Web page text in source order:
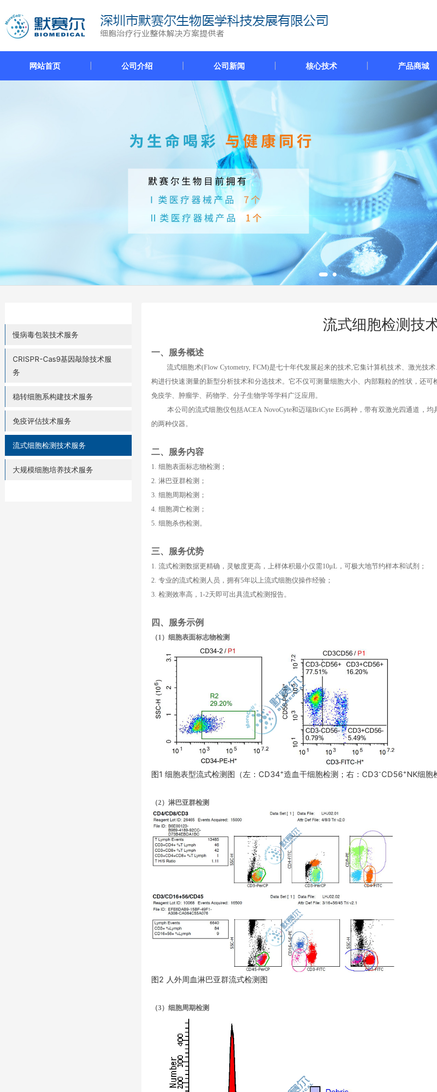
网站首页 公司介绍 公司新闻 核心技术 产品商城
慢病毒包装技术服务
CRISPR-Cas9基因敲除技术服
务
稳转细胞系构建技术服务
免疫评估技术服务
流式细胞检测技术服务
大规模细胞培养技术服务
流式细胞检测技
一、 服务概述
流式细胞术(Flow Cytometry, FCM)是七十年代发展起来的技术,它集计算机技术、激光技
构进行快速测量的新型分析技术和分选技术。它不仅可测量细胞大小、内部颗粒的性状，还可
免疫学、肿瘤学、药物学、分子生物学等学科广泛应用。
本公司的流式细胞仪包括ACEA NovoCyte和迈瑞BriCyte E6两种，带有双激光四通道，
的两种仪器。
二、 服务内容
1. 细胞表面标志物检测；
2. 淋巴亚群检测；
3. 细胞周期检测；
4. 细胞凋亡检测；
5. 细胞杀伤检测。
三、 服务优势
1. 流式检测数据更精确，灵敏度更高，上样体积最小仅需10μL ，可极大地节约样本和试剂；
2. 专业的流式检测人员，拥有5年以上流式细胞仪操作经验；
3. 检测效率高， 1-2天即可出具流式检测报告。
四、 服务示例
（1）细胞表面标志物检测
图1 细胞表型流式检测图（左： CD34+造血干细胞检测；右： CD3-CD56+NK细胞
（2）淋巴亚群检测
图2 人外周血淋巴亚群流式检测图
（3）细胞周期检测